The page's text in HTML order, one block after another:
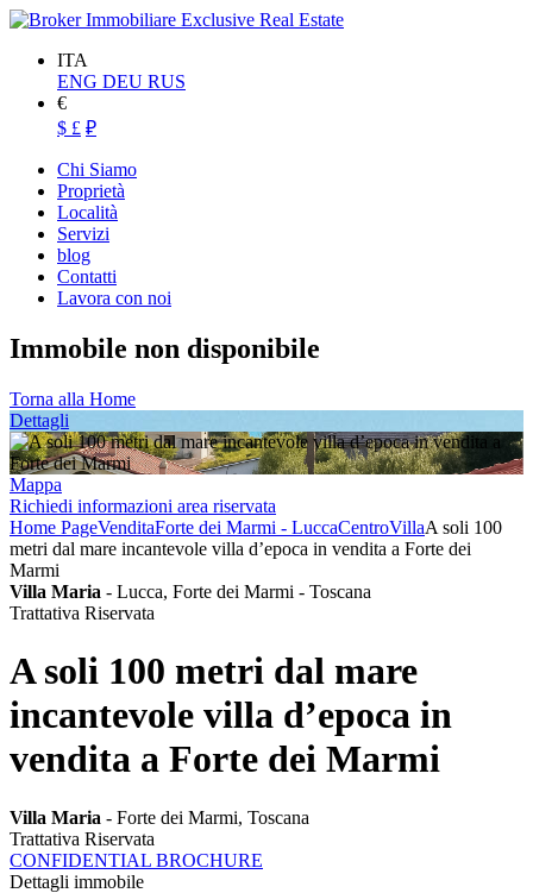
ITA
ENG DEU RUS
€
$ £ ₽
Chi Siamo
Proprietà
Località
Servizi
blog
Contatti
Lavora con noi
Immobile non disponibile
Torna alla Home
Dettagli
Mappa
Richiedi informazioni area riservata
Home PageVenditaForte dei Marmi - LuccaCentroVillaA soli 100
metri dal mare incantevole villa d’epoca in vendita a Forte dei
Marmi
Villa Maria - Lucca, Forte dei Marmi - Toscana
Trattativa Riservata
A soli 100 metri dal mare
incantevole villa d’epoca in
vendita a Forte dei Marmi
Villa Maria - Forte dei Marmi, Toscana
Trattativa Riservata
CONFIDENTIAL BROCHURE
Dettagli immobile